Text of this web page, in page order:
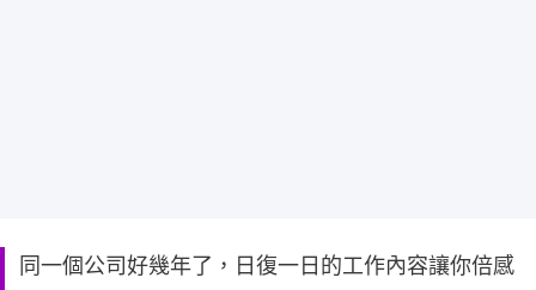
同一個公司好幾年了，日復一日的工作內容讓你倍感